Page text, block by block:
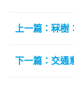
上一篇：冧
下一篇：交通